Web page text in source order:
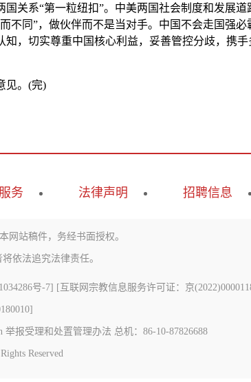
关系“第一粒纽扣”。中美两国社会制度和发展道
不同”，做伙伴而不是当对手。中国不会走国强必
，切实尊重中国核心利益，妥善管控分歧，携手
见。(完)
务 法律声明 招聘信息
网站稿件，务经书面授权。
依法追究法律责任。
号-7] [ 互联网宗教信息服务许可证：京
]
举报受理和处置管理办法 总机：86-10-87826688
Reserved